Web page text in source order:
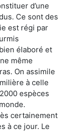
d’une
Ce sont des
est régi par
élaboré et
même
On assimile
à celle
espèces
certainement
à ce jour. Le